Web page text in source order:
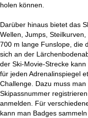
holen können.
Darüber hinaus bietet das
Wellen, Jumps,
700 m lange Funslope, die
sich an der
der Ski-Movie-Strecke
für jeden Adrenalinspiegel
Challenge. Dazu muss
Skipassnummer
anmelden. Für
kann man Badges